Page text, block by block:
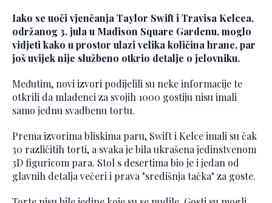
Iako se uoči vjenčanja Taylor Swift i Travisa Kelcea,
održanog 3. jula u Madison Square Gardenu, moglo
vidjeti kako u prostor ulazi velika količina hrane, par
još uvijek nije službeno otkrio detalje o jelovniku.
Međutim, novi izvori podijelili su neke informacije te
otkrili da mladenci za svojih 1000 gostiju nisu imali
samo jednu svadbenu tortu.
Prema izvorima bliskima paru, Swift i Kelce imali su čak
30 različitih torti, a svaka je bila ukrašena jedinstvenom
3D figuricom para. Stol s desertima bio je i jedan od
glavnih detalja večeri i prava "središnja tačka" za goste.